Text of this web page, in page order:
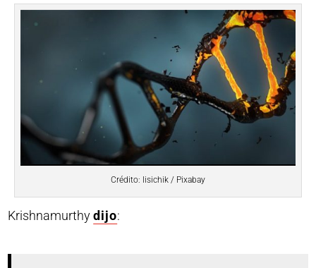
Crédito: lisichik / Pixabay
Krishnamurthydijo: